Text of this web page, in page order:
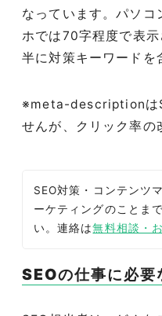
なっています。パソコ
ホでは70字程度で表
半に対策キーワードを
※meta-descriptionは
せんが、クリック率の
SEO対策・コンテンツ
ーケティングのことま
い。連絡は無料相談・
SEOの仕事に必要